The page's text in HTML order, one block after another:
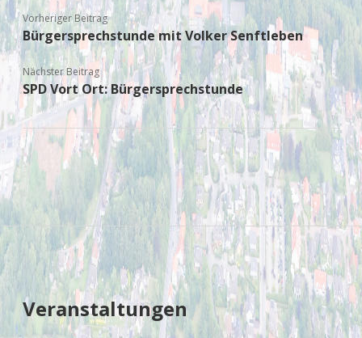
Vorheriger Beitrag
Bürgersprechstunde mit Volker Senftleben
Nächster Beitrag
SPD Vort Ort: Bürgersprechstunde
Sidebar
Veranstaltungen